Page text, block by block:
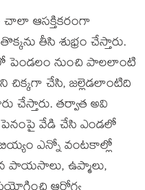
ఆసక్తికరంగా
తీసి శుభ్రం చేస్తారు.
పెండలం నుంచి పాలలాంటి
చిక్కగా చేసి, జల్లెడలాంటిది
చేస్తారు. తర్వాత అవి
పెనంపై వేడి చేసి ఎండలో
ఎన్నో వంటకాల్లో
పాయసాలు, ఉప్మాలు,